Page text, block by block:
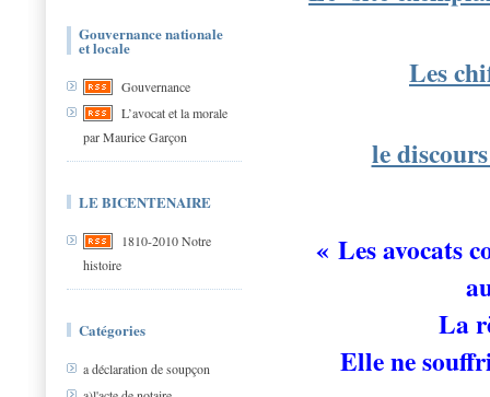
Gouvernance nationale
et locale
Gouvernance
L’avocat et la morale
par Maurice Garçon
LE BICENTENAIRE
1810-2010 Notre
histoire
Catégories
a déclaration de soupçon
Les
le
« Les avocats
La
Elle ne